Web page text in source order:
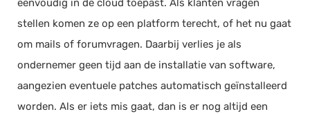
stellen komen ze op een platform terecht, of het nu gaat
om mails of forumvragen. Daarbij verlies je als
ondernemer geen tijd aan de installatie van software,
aangezien eventuele patches automatisch geïnstalleerd
worden. Als er iets mis gaat, dan is er nog altijd een